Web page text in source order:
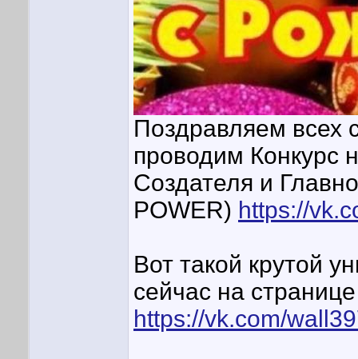
Поздравляем всех
проводим Конкурс
Создателя и
POWER) https://
Вот такой крутой
сейчас на
https://vk.com/